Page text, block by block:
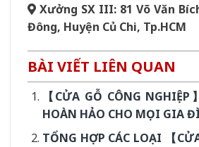
Xưởng SX III: 81 Võ Văn
Đông, Huyện Củ Chi, Tp.HCM
BÀI VIẾT LIÊN QUAN
【CỬA GỖ CÔNG
HOÀN HẢO CHO MỌI GIA
TỔNG HỢP CÁC LOẠI 【